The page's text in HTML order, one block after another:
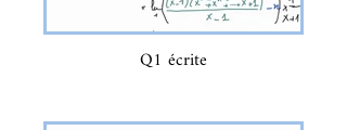
Q1 écrite